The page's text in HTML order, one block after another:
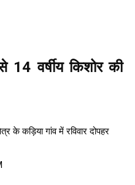
वर्षीय किशोर की
के कड़िया गांव में रविवार दोपहर